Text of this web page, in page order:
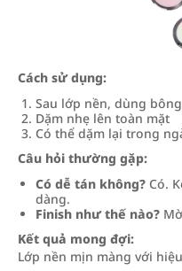
Cách sử dụng:
Sau lớp nền, dùng
Dặm nhẹ lên toàn mặt
Có thể dặm lại trong
Câu hỏi thường gặp:
Có dễ tán không? Có.
dàng.
Finish như thế nào?
Kết quả mong đợi:
Lớp nền mịn màng với